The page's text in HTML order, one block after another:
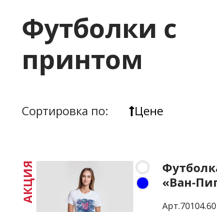
Футболки с
принтом
Сортировка по: Цене
«Ван-
АКЦИЯ